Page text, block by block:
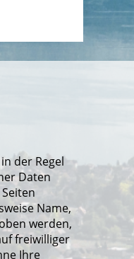
der Regel
Daten
Name,
werden,
freiwilliger
Ihre